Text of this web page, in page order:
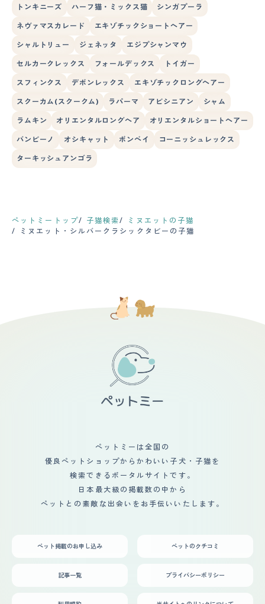
トンキニーズ ハーフ猫・ミックス猫 シンガプーラ
ネヴァマスカレード エキゾチックショートヘアー
シャルトリュー ジェネッタ エジプシャンマウ
セルカークレックス フォールデックス トイガー
スフィンクス デボンレックス エキゾチックロングヘアー
スクーカム(スクークム) ラパーマ アビシニアン シャム
ラムキン オリエンタルロングヘア オリエンタルショートヘアー
バンビーノ オシキャット ボンベイ コーニッシュレックス
ターキッシュアンゴラ
ペットミートップ 子猫検索
ミヌエットの子猫
ミヌエット・シルバークラシックタビーの子猫
ペットミーは全国の
優良ペットショップからかわいい子犬・子猫を
検索できるポータルサイトです。
日本最大級の掲載数の中から
ペットとの素敵な出会いをお手伝いいたします。
ペット掲載のお申し込み ペットのクチコミ
記事一覧 プライバシーポリシー